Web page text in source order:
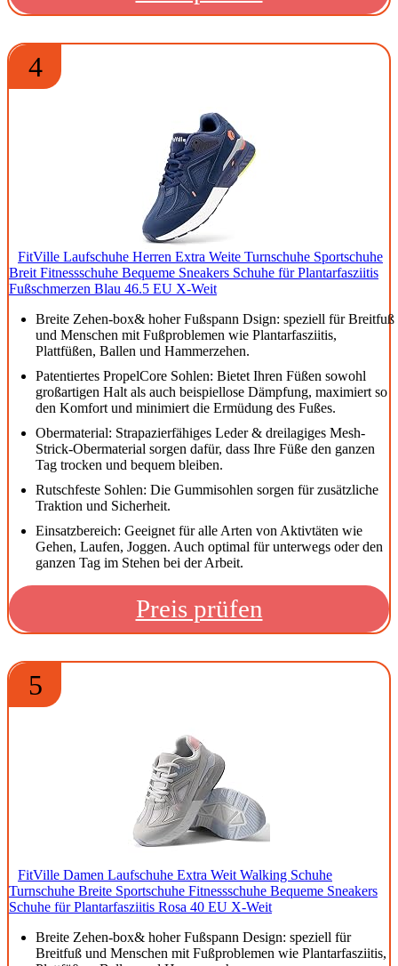
4
FitVille Laufschuhe Herren Extra Weite Turnschuhe Sportschuhe
Breit Fitnessschuhe Bequeme Sneakers Schuhe für Plantarfasziitis
Fußschmerzen Blau 46.5 EU X-Weit
Breite Zehen-box& hoher Fußspann Dsign: speziell für Breitfuß
und Menschen mit Fußproblemen wie Plantarfasziitis,
Plattfüßen, Ballen und Hammerzehen.
Patentiertes PropelCore Sohlen: Bietet Ihren Füßen sowohl
großartigen Halt als auch beispiellose Dämpfung, maximiert so
den Komfort und minimiert die Ermüdung des Fußes.
Obermaterial: Strapazierfähiges Leder & dreilagiges Mesh-
Strick-Obermaterial sorgen dafür, dass Ihre Füße den ganzen
Tag trocken und bequem bleiben.
Rutschfeste Sohlen: Die Gummisohlen sorgen für zusätzliche
Traktion und Sicherheit.
Einsatzbereich: Geeignet für alle Arten von Aktivtäten wie
Gehen, Laufen, Joggen. Auch optimal für unterwegs oder den
ganzen Tag im Stehen bei der Arbeit.
Preis prüfen
5
FitVille Damen Laufschuhe Extra Weit Walking Schuhe
Turnschuhe Breite Sportschuhe Fitnessschuhe Bequeme Sneakers
Schuhe für Plantarfasziitis Rosa 40 EU X-Weit
Breite Zehen-box& hoher Fußspann Design: speziell für
Breitfuß und Menschen mit Fußproblemen wie Plantarfasziitis,